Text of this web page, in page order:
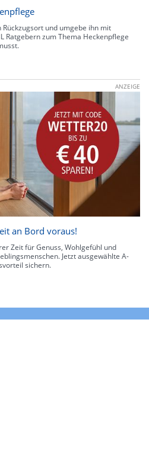
und umgebe ihn mit
Ratgebern zum Thema Heckenpflege
ANZEIGE
an Bord voraus!
Zeit für Genuss, Wohlgefühl und
Jetzt ausgewählte A-
sichern.